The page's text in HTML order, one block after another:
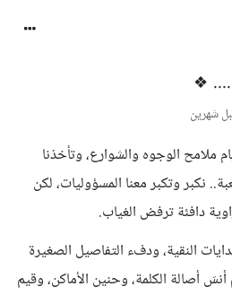
❖
شهرين
ملامح الوجوه والشوارع، وتأخذنا
نكبر وتكبر معنا المسؤوليات، لكن
دافئة ترفض الغياب.
النقية، ودفء التفاصيل الصغيرة
أصالة الكلمة، وحنين الأماكن، وقيم